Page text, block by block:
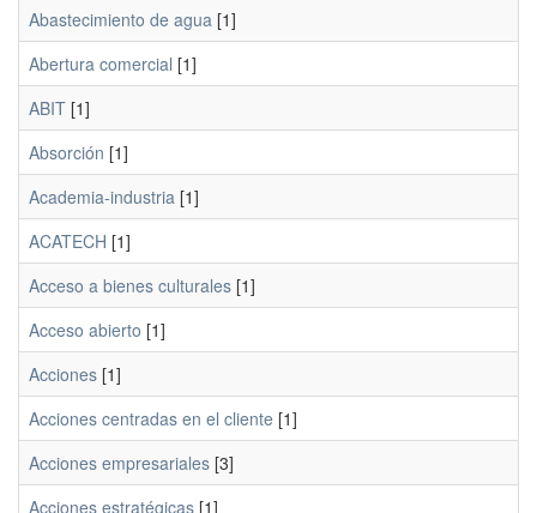
Abastecimiento de agua [1]
Abertura comercial [1]
ABIT [1]
Absorción [1]
Academia-industria [1]
ACATECH [1]
Acceso a bienes culturales [1]
Acceso abierto [1]
Acciones [1]
Acciones centradas en el cliente [1]
Acciones empresariales [3]
Acciones estratégicas [1]